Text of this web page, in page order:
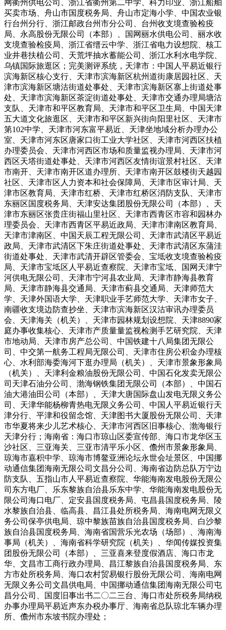
网衢州供电公司、浙江省衢州第二中学、科力印业、浙江船舶
买卖市场、舟山市国度税务局、舟山市定海小学、中国农业银
行台州分行、浙江邮政台州市分公司、台州收支境查验检疫
局、永高股份无限公司（本部）、国网丽水供电公司、丽水收
支境查验检疫局、浙江省缙云中学、浙江省电力设想院、核工
业井巷扶植公司、天荒坪抽水蓄能公司、浙江水利水电学院、
乌镇国际旅逛区；完美测评系统，天津市：中国人平易近银行
滨海新区核心支行、天津市滨海新区杭州道街康居园社区、天
津市滨海新区塘沽街道处事处、天津市滨海新区寨上街道处事
处、天津市滨海新区茶淀街道处事处、天津市交通办理局塘沽
支队、天津市和平区教育局、天津市和平区卫生局、中国天津
五大道文化旅逛区、天津市和平区新兴街向阳里社区、天津市
第102中学、天津市河东富平易近、天津坐地域分析办理办公
室、天津市河东区唐家口街工业大学社区、天津市河西区扶植
办理委员会、天津市河西区市场和质量监视办理局、天津市河
西区天塔街道处事处、天津市河西区友情街谊景村社区、天津
市南开、天津市南开区道办理所、天津市南开区鼓楼街天越园
社区、天津市区人力资本和社会保障局、天津市区审计局、天
津市区教育局、天津市红桥、天津市红桥区消防支队、天津市
东丽区国度税务局、天津安达集团股份无限公司（本部）、天
津市东丽区张贵庄街福山里社区、天津市西青区市容和园林办
理委员会、天津市西青区平易近政局、天津市津南区教育局、
天津市津南区、中国天辰工程无限公司、天津市武清区平易近
政局、天津市武清区下朱庄街道处事处、天津市武清区东蒲洼
街道处事处、天津市武清开辟区管委会、宝坻收支境查验检疫
局、天津市宝坻区人平易近查察院、天津市宝坻、国网天津宁
河供电无限公司、天津市宁河县农业局、天津市静海县教育
局、天津市静海县交通局、天津市蓟县交通局、天津师范大
学、天津外国语大学、天津职业手艺师范大学、天津市女子、
南疆收支境边防查抄坐、天津市滨海新区汉沽审讯办理委员
会、天津海关（机关）、天津市园林规划设想院、天津8890家
庭办事收集核心、天津市产质量量监视检测手艺研究院、天津
市地动局、天津市房产总公司、中国铁建十八局集团无限公
司、中交第一航务工程局无限公司、天津市住房公积金办理核
心、水利部海委海河下逛办理局（机关）、天津市景象形象局
（机关）、天津利金粮油股份无限公司、中国石化发卖无限公
司天津石油分公司、渤海钢铁集团无限公司（本部）、中国石
油大港油田公司（本部）、天津大唐国际盘山发电无限义务公
司、天津华能杨柳青热电无限义务公司、中国人平易近银行天
津分行、平津和役留念馆、天津图书大厦股份无限公司、天津
市华夏将来少儿艺术核心、天津市河西区旧事核心、渤海银行
天津分行；海南省：海口市琼山区委宣传部、海口市龙华区玉
沙社区、三亚海关、三亚市清平乐小区、儋州市景象形象局、
琼海市嘉积中学、琼海市博鳌亚洲论坛永世会址景区、中国挪
动通信集团海南无限公司文昌分公司、海南省边防总队万宁边
防支队、五指山市人平易近查察院、华能海南发电股份无限公
司东方电厂、乐东黎族自治县乐东中学、华能海南发电股份无
限公司海口电厂、定安县国度税务局、屯昌县国度税务局、陵
水黎族自治县、临高县、昌江县处所税务局、海南电网无限义
务公司保亭供电局、琼中黎族苗族自治县国度税务局、白沙黎
族自治县国度税务局、海南省国营乐光农场（场部）、海南海
事局（机关）、海南省科学研究院（机关）、华闻传媒投资集
团股份无限公司（本部）、三亚喜来登度假酒店、海口市龙
华、文昌市工商行政办理局、昌江黎族自治县国度税务局、东
方市处所税务局、海口农村贸易银行股份无限公司、海南电网
无限义务公司文昌供电局、中国挪动通信集团海南无限公司屯
昌分公司、国度旧事出书二〇二三台、海口市处所税务局纳税
办事办理局平易近声东办税办事厅、海南省总队琼北车辆办理
所、儋州市东坡书院办理处；